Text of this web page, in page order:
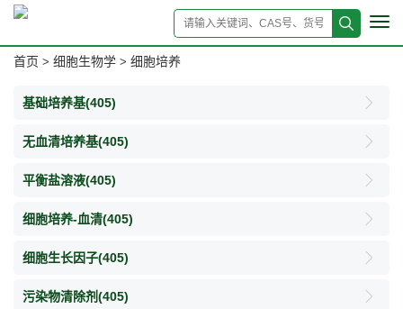
首页 > 细胞生物学 > 细胞培养
基础培养基(405)
无血清培养基(405)
平衡盐溶液(405)
细胞培养-血清(405)
细胞生长因子(405)
污染物清除剂(405)